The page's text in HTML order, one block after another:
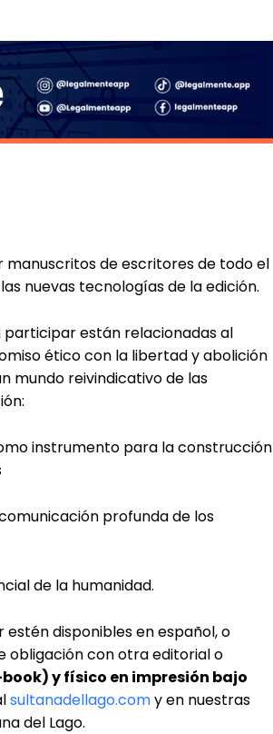
manuscritos de escritores de todo el
nuevas tecnologías de la edición.
participar están relacionadas al
ético con la libertad y abolición
mundo reivindicativo de las
instrumento para la construcción
profunda de los
de la humanidad.
estén disponibles en español, o
obligación con otra editorial o
y físico en impresión bajo
sultanadellago.comy en nuestras
del Lago.